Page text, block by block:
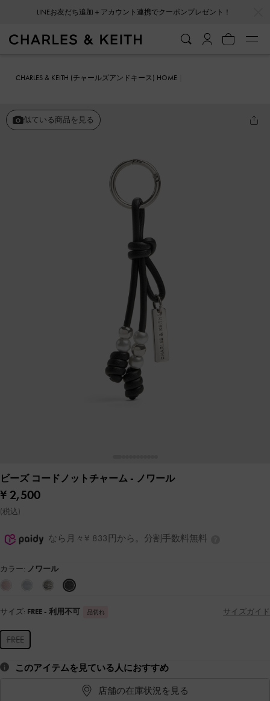
LINEお友だち追加＋アカウント連携でクーポンプレゼント！
CHARLES & KEITH (チャールズアンドキース) HOME
似ている商品を見る
ビーズ コードノットチャーム - ノワール
¥ 2,500
(税込)
なら月々¥ 833円から。分割手数料無料
カラー: ノワール
サイズ: FREE - 利用不可 品切れ サイズガイド
FREE
このアイテムを見ている人におすすめ
店舗の在庫状況を見る